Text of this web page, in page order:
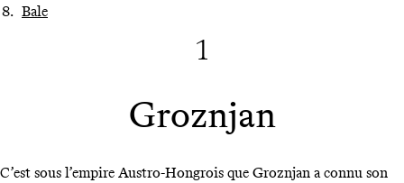
Bale
1
Groznjan
C’est sous l’empire Austro-Hongrois que Groznjan a connu son